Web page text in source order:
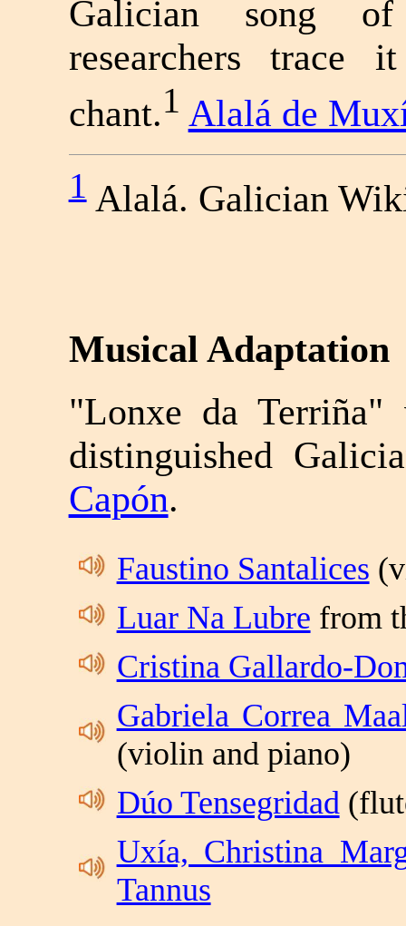
Galician song
researchers trace
chant.1 Alalá de
1Alalá. Galician
Musical Adaptation
"Lonxe da
distinguished
Capón.
Faustino Santalices
Luar Na Lubre from
Cristina Gallardo-
Gabriela Correa
(violin and piano)
Dúo Tensegridad
Uxía, Christina
Tannus